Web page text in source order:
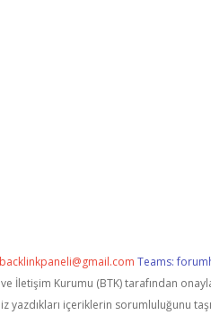
backlinkpaneli@gmail.com Teams:
İletişim Kurumu (BTK) tarafından
yazdıkları içeriklerin sorumluluğunu